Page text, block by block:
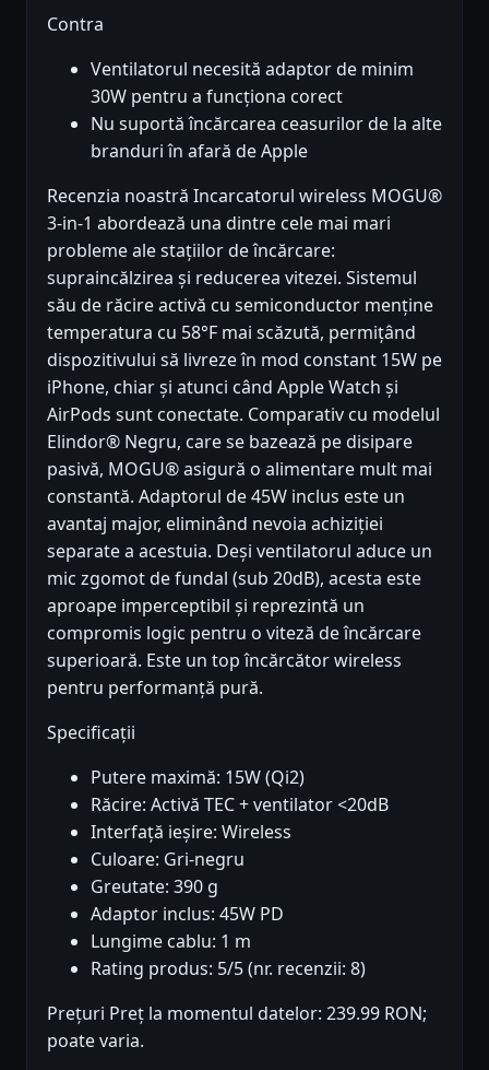
Contra
Ventilatorul necesită adaptor de minim
30W pentru a funcționa corect
Nu suportă încărcarea ceasurilor de la alte
branduri în afară de Apple
Recenzia noastră Incarcatorul wireless MOGU®
3-in-1 abordează una dintre cele mai mari
probleme ale stațiilor de încărcare:
supraincălzirea și reducerea vitezei. Sistemul
său de răcire activă cu semiconductor menține
temperatura cu 58°F mai scăzută, permițând
dispozitivului să livreze în mod constant 15W pe
iPhone, chiar și atunci când Apple Watch și
AirPods sunt conectate. Comparativ cu modelul
Elindor® Negru, care se bazează pe disipare
pasivă, MOGU® asigură o alimentare mult mai
constantă. Adaptorul de 45W inclus este un
avantaj major, eliminând nevoia achiziției
separate a acestuia. Deși ventilatorul aduce un
mic zgomot de fundal (sub 20dB), acesta este
aproape imperceptibil și reprezintă un
compromis logic pentru o viteză de încărcare
superioară. Este un top încărcător wireless
pentru performanță pură.
Specificații
Putere maximă: 15W (Qi2)
Răcire: Activă TEC + ventilator <20dB
Interfață ieșire: Wireless
Culoare: Gri-negru
Greutate: 390 g
Adaptor inclus: 45W PD
Lungime cablu: 1 m
Rating produs: 5/5 (nr. recenzii: 8)
Prețuri Preț la momentul datelor: 239.99 RON;
poate varia.